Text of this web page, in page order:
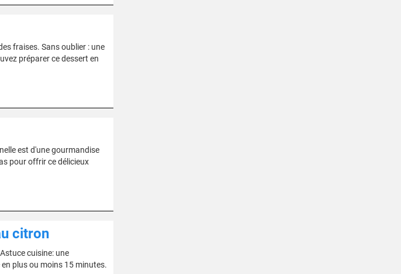
fraises. Sans oublier : une
préparer ce dessert en
est d'une gourmandise
pour offrir ce délicieux
citron
cuisine: une
plus ou moins 15 minutes.